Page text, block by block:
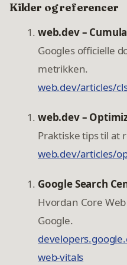
Kilder og referencer
web.dev –
Googles officielle
metrikken.
web.dev/articles/
web.dev –
Praktiske tips til at
web.dev/articles/
Google Search
Hvordan Core
Google.
web-vitals